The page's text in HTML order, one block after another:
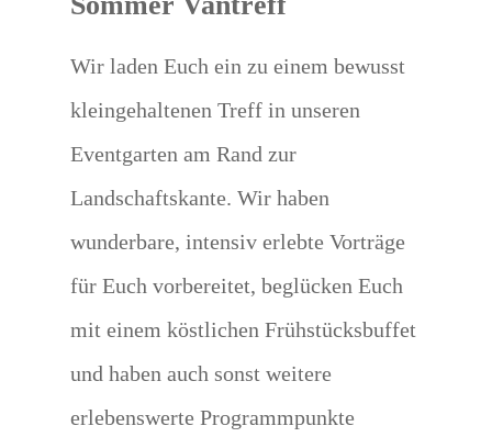
Wir laden Euch ein zu einem bewusst
kleingehaltenen Treff in unseren
Eventgarten am Rand zur
Landschaftskante. Wir haben
wunderbare, intensiv erlebte Vorträge
für Euch vorbereitet, beglücken Euch
mit einem köstlichen Frühstücksbuffet
und haben auch sonst weitere
erlebenswerte Programmpunkte